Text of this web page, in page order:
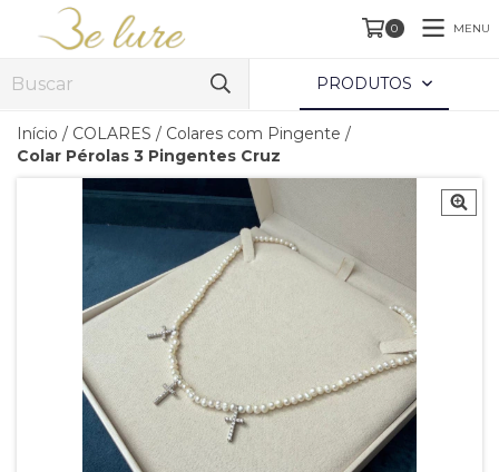
0 MENU
PRODUTOS
Início / COLARES / Colares com Pingente /
Colar Pérolas 3 Pingentes Cruz